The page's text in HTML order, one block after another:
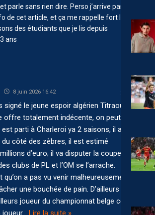
parle sans rien dire. Perso j’arrive pas à
de cet article, et ça me rappelle fort les
des étudiants que je lis depuis
ans
8 juin 2026 16:42
signé le jeune espoir algérien Titraoui car
offre totalement indécente, on peut le
parti à Charleroi ya 2 saisons, il a fait
du côté des zèbres, il est estimé
d’euro; il va disputer la coupe du
clubs de PL et l’OM se l’arrache.
a pas vu venir malheureusement
une bouchée de pain. D’ailleurs ça a
joueur du championnat belge cette
joueur… Lire la suite »